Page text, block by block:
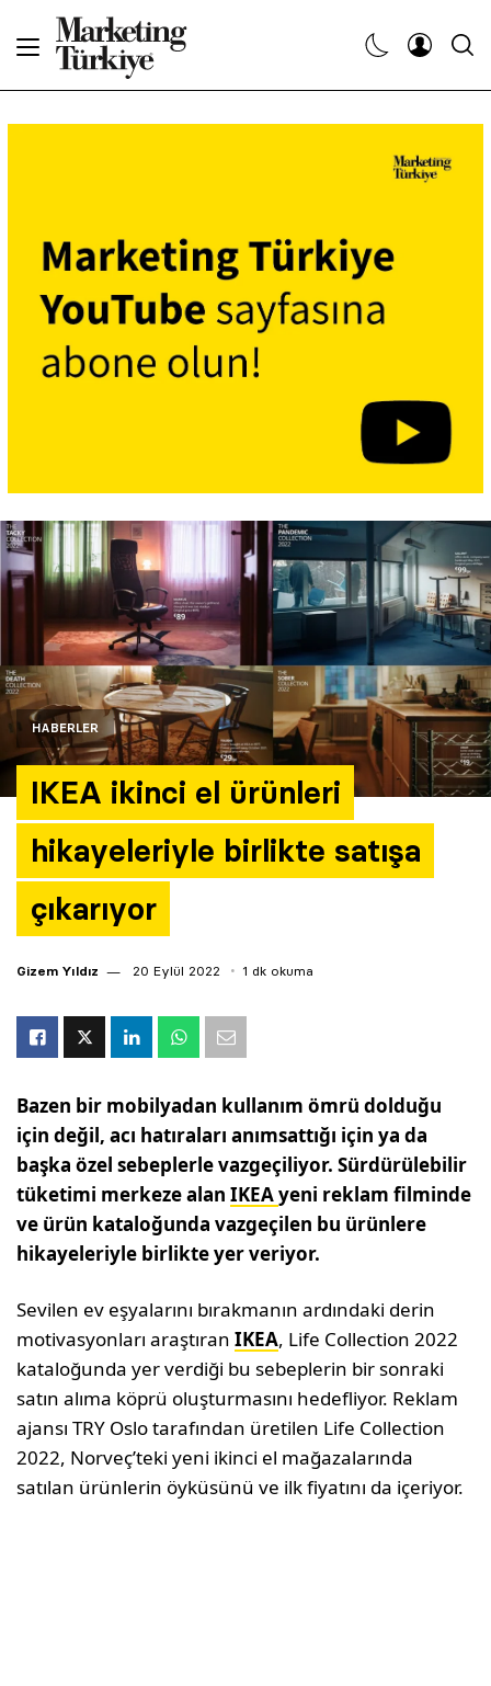
HABERLER
IKEA ikinci el ürünleri
hikayeleriyle birlikte satışa
çıkarıyor
Gizem Yıldız 20 Eylül 2022 1 dk okuma
Bazen bir mobilyadan kullanım ömrü dolduğu
için değil, acı hatıraları anımsattığı için ya da
başka özel sebeplerle vazgeçiliyor. Sürdürülebilir
tüketimi merkeze alanIKEAyeni reklam filminde
ve ürün kataloğunda vazgeçilen bu ürünlere
hikayeleriyle birlikte yer veriyor.
Sevilen ev eşyalarını bırakmanın ardındaki derin
motivasyonları araştıranIKEA, Life Collection 2022
kataloğunda yer verdiği bu sebeplerin bir sonraki
satın alıma köprü oluşturmasını hedefliyor. Reklam
ajansı TRY Oslo tarafından üretilen Life Collection
2022, Norveç’teki yeni ikinci el mağazalarında
satılan ürünlerin öyküsünü ve ilk fiyatını da içeriyor.
Dergiler
Etkinlikler
Araştırma